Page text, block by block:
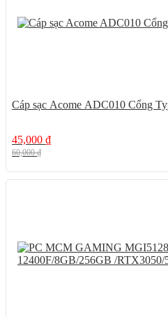
Cáp sạc Acome ADC010 Cổng
45,000 ₫
60,000₫